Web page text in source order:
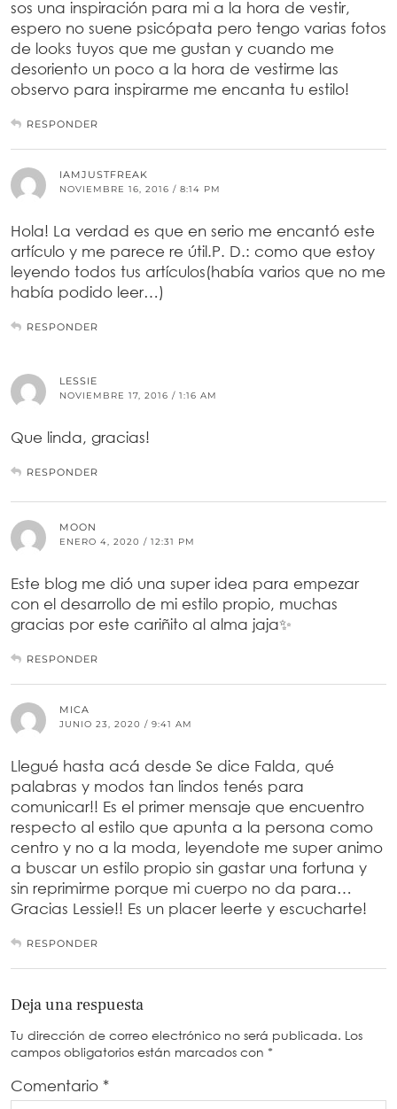
sos una inspiración para mi a la hora de vestir,
espero no suene psicópata pero tengo varias fotos
de looks tuyos que me gustan y cuando me
desoriento un poco a la hora de vestirme las
observo para inspirarme me encanta tu estilo!
RESPONDER
IAMJUSTFREAK
NOVIEMBRE 16, 2016 / 8:14 PM
Hola! La verdad es que en serio me encantó este
artículo y me parece re útil.P. D.: como que estoy
leyendo todos tus artículos(había varios que no me
había podido leer…)
RESPONDER
LESSIE
NOVIEMBRE 17, 2016 / 1:16 AM
Que linda, gracias!
RESPONDER
MOON
ENERO 4, 2020 / 12:31 PM
Este blog me dió una super idea para empezar
con el desarrollo de mi estilo propio, muchas
gracias por este cariñito al alma jaja✨
RESPONDER
MICA
JUNIO 23, 2020 / 9:41 AM
Llegué hasta acá desde Se dice Falda, qué
palabras y modos tan lindos tenés para
comunicar!! Es el primer mensaje que encuentro
respecto al estilo que apunta a la persona como
centro y no a la moda, leyendote me super animo
a buscar un estilo propio sin gastar una fortuna y
sin reprimirme porque mi cuerpo no da para…
Gracias Lessie!! Es un placer leerte y escucharte!
RESPONDER
Deja una respuesta
Tu dirección de correo electrónico no será publicada. Los
campos obligatorios están marcados con *
Comentario *